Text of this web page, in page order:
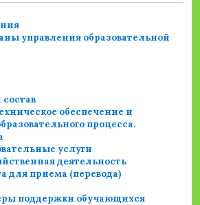
управления образовательной
обеспечение и
процесса.
услуги
деятельность
для приема (перевода)
поддержки обучающихся